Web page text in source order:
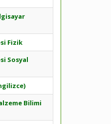
Fizik
Sosyal
Bilimi